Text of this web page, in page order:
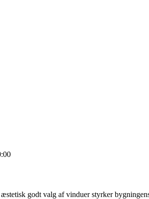
godt valg af vinduer styrker